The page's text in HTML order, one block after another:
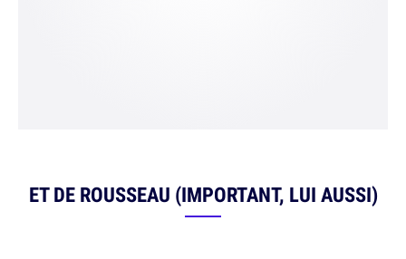
ET DE ROUSSEAU (IMPORTANT, LUI AUSSI)